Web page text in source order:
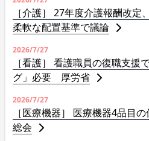
［介護］ 27年度介護報酬改
柔軟な配置基準で議論
2026/7/27
［看護］ 看護職員の復職支援
グ」必要 厚労省
2026/7/27
［医療機器］ 医療機器4品目
総会